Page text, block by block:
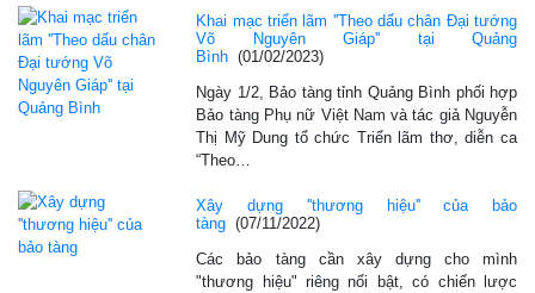
Khai mạc triển lãm ''Theo dấu chân Đại tướng
Võ Nguyên Giáp'' tại Quảng
Bình (01/02/2023)
Ngày 1/2, Bảo tàng tỉnh Quảng Bình phối hợp
Bảo tàng Phụ nữ Việt Nam và tác giả Nguyễn
Thị Mỹ Dung tổ chức Triển lãm thơ, diễn ca
“Theo…
Xây dựng ''thương hiệu'' của bảo
tàng (07/11/2022)
Các bảo tàng cần xây dựng cho mình
"thương hiệu" riêng nổi bật, có chiến lược